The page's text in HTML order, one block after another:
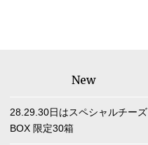
New
28.29.30日はスペシャルチーズ
BOX 限定30箱